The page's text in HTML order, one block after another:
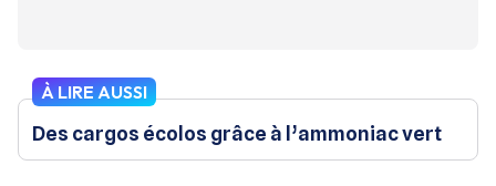
À LIRE AUSSI
Des cargos écolos grâce à l’ammoniac vert